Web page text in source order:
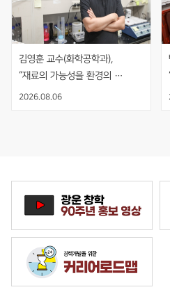
김영훈 교수(화학공학과),
“재료의 가능성을 환경의
해법으로, 기술의 시작과 끝을
2026.08.06